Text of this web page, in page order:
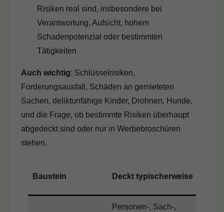
Risiken real sind, insbesondere bei
Verantwortung, Aufsicht, hohem
Schadenpotenzial oder bestimmten
Tätigkeiten
Auch wichtig: Schlüsselrisiken,
Forderungsausfall, Schäden an gemieteten
Sachen, deliktunfähige Kinder, Drohnen, Hunde,
und die Frage, ob bestimmte Risiken überhaupt
abgedeckt sind oder nur in Werbebroschüren
stehen.
Baustein Deckt typischerweise
Personen-, Sach-,